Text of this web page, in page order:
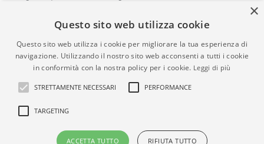
comporta l'approvazione o l'avallo da parte di
garanzia da parte di quest'ultima. immobiliare-italia.it
quindi non è responsabile della veridicità, della
correttezza, della completezza, della normativa in
materia di privacy e/o di alcun altro aspetto dei
suddetti annunci.
© Copyright 2007 - 2026
Powered by
×
Questo sito web utilizza cookie
Questo sito web utilizza i cookie per migliorare la tua esperienza di
navigazione. Utilizzando il nostro sito web acconsenti a tutti i cookie
in conformità con la nostra policy per i cookie. Leggi di più
STRETTAMENTE NECESSARI PERFORMANCE
TARGETING
ACCETTA TUTTO RIFIUTA TUTTO